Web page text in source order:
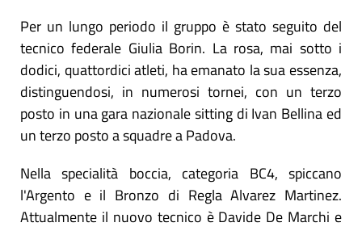
Per un lungo periodo il gruppo è stato seguito del
tecnico federale Giulia Borin. La rosa, mai sotto i
dodici, quattordici atleti, ha emanato la sua essenza,
distinguendosi, in numerosi tornei, con un terzo
posto in una gara nazionale sitting di Ivan Bellina ed
un terzo posto a squadre a Padova.
Nella specialità boccia, categoria BC4, spiccano
l'Argento e il Bronzo di Regla Alvarez Martinez.
Attualmente il nuovo tecnico è Davide De Marchi e